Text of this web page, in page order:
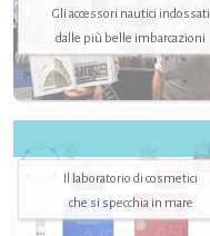
Gli accessori nautici indossati
dalle più belle imbarcazioni
Il laboratorio di cosmetici
che si specchia in mare